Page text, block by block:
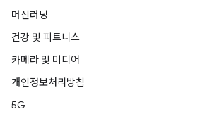
머신러닝
건강 및 피트니스
카메라 및 미디어
개인정보처리방침
5G